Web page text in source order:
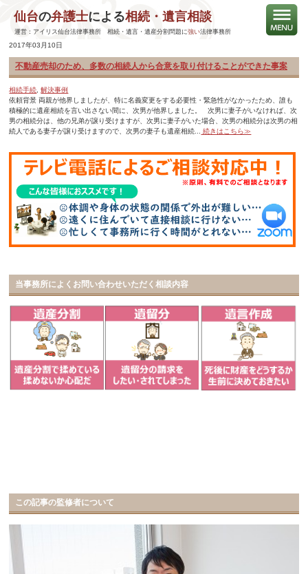
仙台の弁護士による相続・遺言相談
運営：アイリス仙台法律事務所 相続・遺言・遺産分割問題に強い法律事務所
相続手続
2017年03月10日
不動産売却のため、多数の相続人から合意を取り付けることができた事案
相続手続,解決事例
依頼背景 両親が他界しましたが、特に名義変更をする必要性・緊急性がなかったため、誰も
積極的に遺産相続を言い出さない間に、次男が他界しました。 次男に妻子がいなければ、次
男の相続分は、他の兄弟が譲り受けますが、次男に妻子がいた場合、次男の相続分は次男の相
続人である妻子が譲り受けますので、次男の妻子も遺産相続... 続きはこちら≫
当事務所によくお問い合わせいただく相談内容
この記事の監修者について